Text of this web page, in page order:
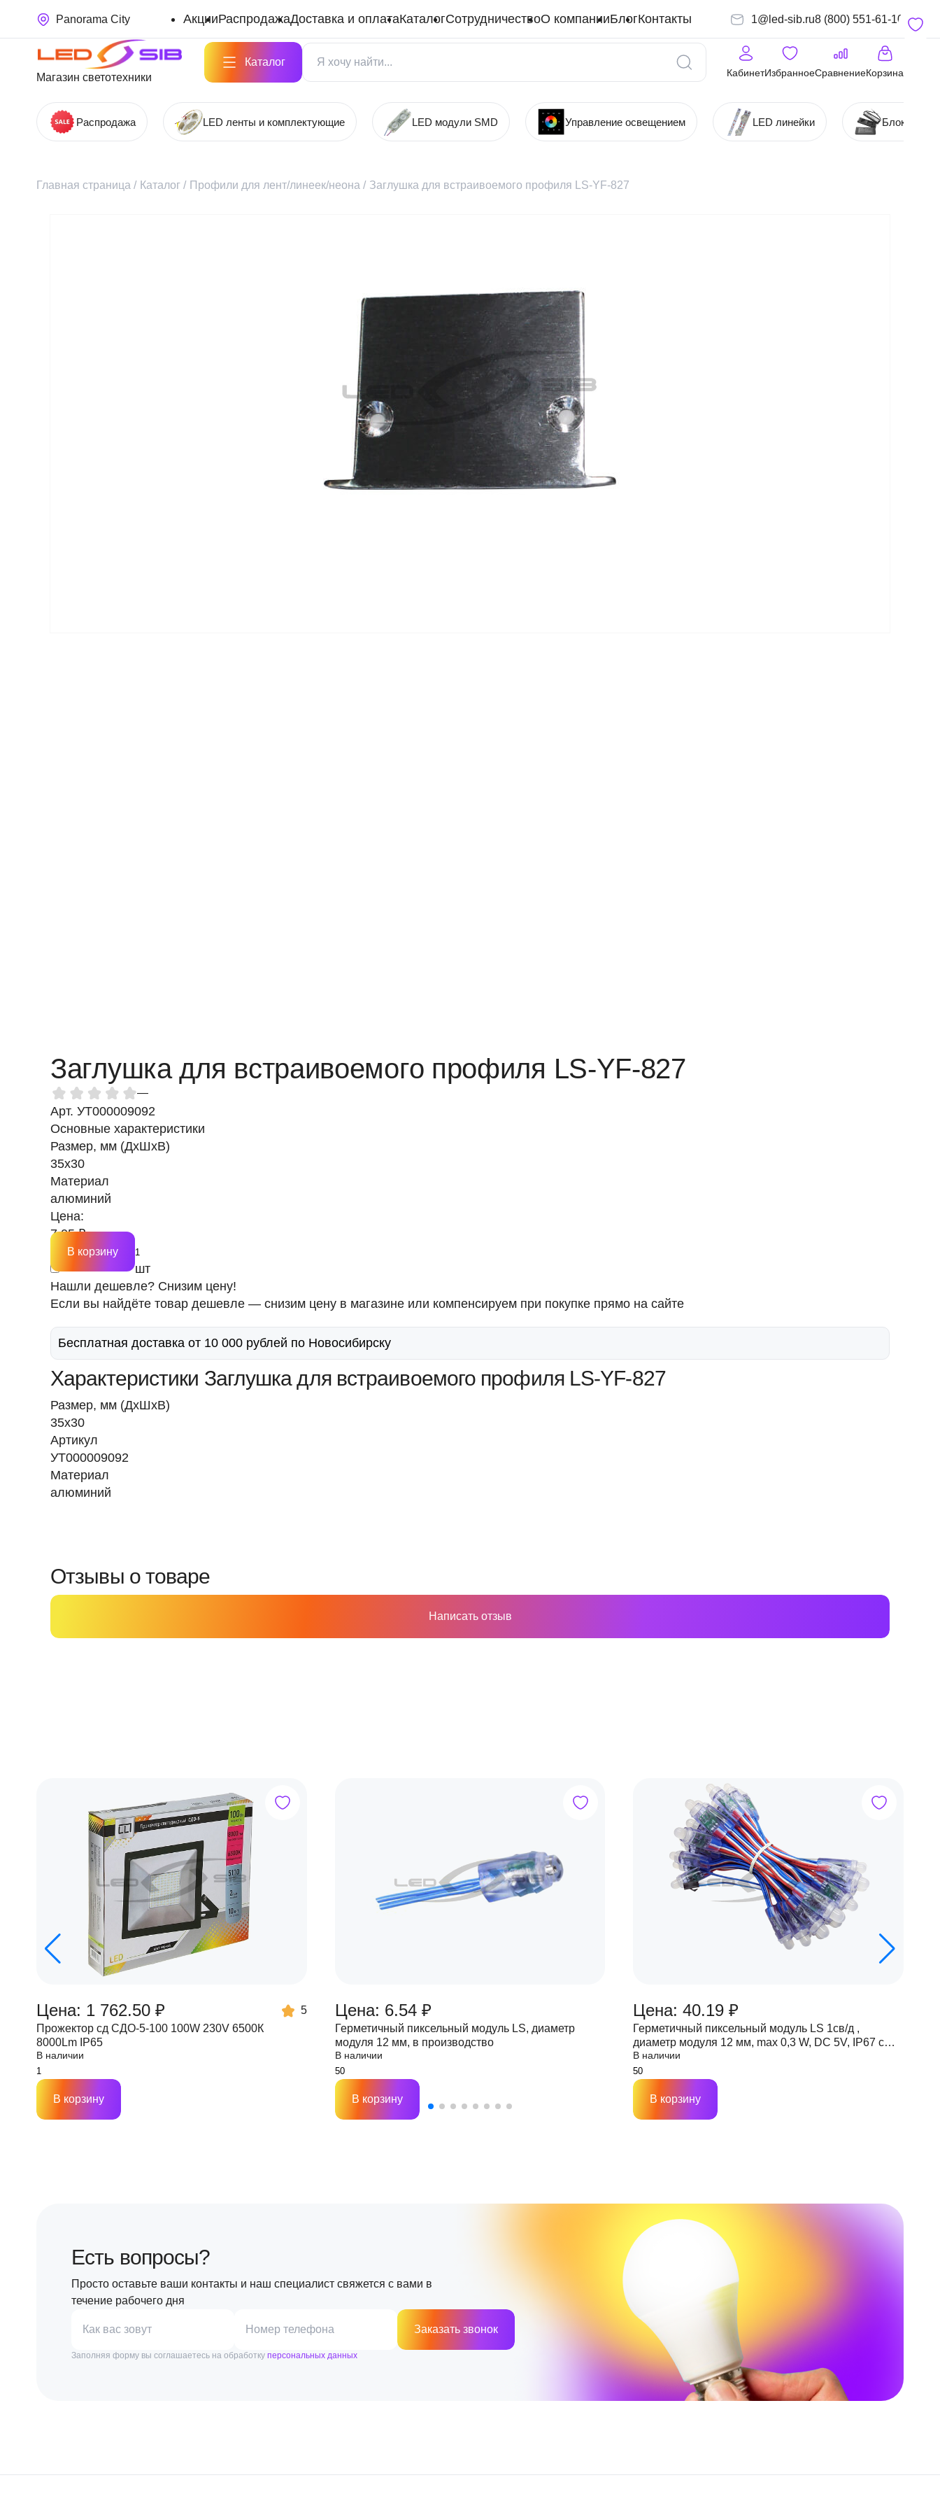
Panorama City АкцииРаспродажаДоставка и оплатаКаталогСотрудничествоО компанииБлогКонтакты 1@led-sib.ru8 (800) 551-61-10
Магазин светотехники
Каталог
КабинетИзбранноеСравнениеКорзина
Распродажа LED ленты и комплектующие LED модули SMD Управление освещением LED линейки Блоки
Главная страница / Каталог / Профили для лент/линеек/неона / Заглушка для встраивоемого профиля LS-YF-827
Заглушка для встраивоемого профиля LS-YF-827
—
Арт. УТ000009092
Основные характеристики
Размер, мм (ДхШхВ)
35х30
Материал
алюминий
Цена:
7.05 ₽
шт
В корзину
Нашли дешевле? Снизим цену!
Если вы найдёте товар дешевле — снизим цену в магазине или компенсируем при покупке прямо на сайте
Бесплатная доставка от 10 000 рублей по Новосибирску
Характеристики Заглушка для встраивоемого профиля LS-YF-827
Размер, мм (ДхШхВ)
35х30
Артикул
УТ000009092
Материал
алюминий
Отзывы о товаре
Написать отзыв
Цена: 1 762.50 ₽
5
Прожектор сд СДО-5-100 100W 230V 6500К
8000Lm IP65
В наличии
В корзину
Цена: 6.54 ₽
Герметичный пиксельный модуль LS, диаметр
модуля 12 мм, в производство
В наличии
В корзину
Цена: 40.19 ₽
Герметичный пиксельный модуль LS 1св/д ,
диаметр модуля 12 мм, max 0,3 W, DC 5V, IP67 с
чипом 6803
В наличии
В корзину
Есть вопросы?
Просто оставьте ваши контакты и наш специалист свяжется с вами в
течение рабочего дня
Как вас зовут Номер телефона Заказать звонок
Заполняя форму вы соглашаетесь на обработку персональных данных